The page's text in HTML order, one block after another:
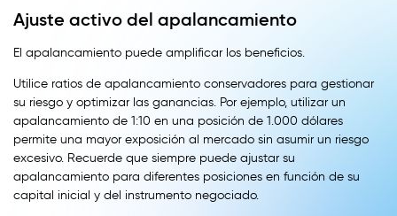
Ajuste activo del apalancamiento
El apalancamiento puede amplificar los beneficios.
Utilice ratios de apalancamiento conservadores para gestionar
su riesgo y optimizar las ganancias. Por ejemplo, utilizar un
apalancamiento de 1:10 en una posición de 1.000 dólares
permite una mayor exposición al mercado sin asumir un riesgo
excesivo. Recuerde que siempre puede ajustar su
apalancamiento para diferentes posiciones en función de su
capital inicial y del instrumento negociado.